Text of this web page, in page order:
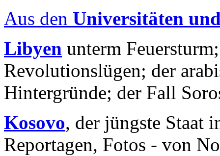
Aus den Universitäten
Libyen unterm
Revolutionslügen; der
Hintergründe; der Fall
Kosovo, der jüngste Staat
Reportagen, Fotos - von